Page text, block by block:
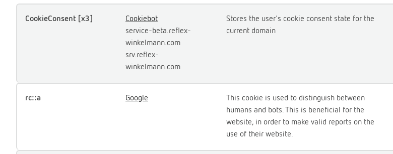
CookieConsent [x3]
Cookiebot
service-beta.reflex-
winkelmann.com
srv.reflex-
winkelmann.com
Stores the user's cookie consent state for the
current domain
rc::a Google
This cookie is used to distinguish between
humans and bots. This is beneficial for the
website, in order to make valid reports on the
use of their website.